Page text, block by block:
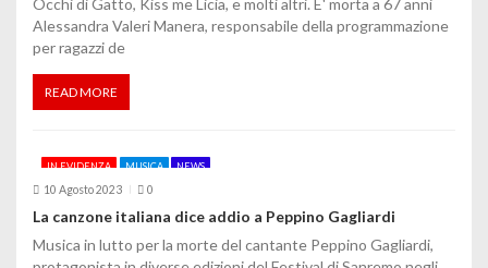
Occhi di Gatto, Kiss me Licia, e molti altri. E' morta a 67 anni
Alessandra Valeri Manera, responsabile della programmazione
per ragazzi de
READ MORE
IN EVIDENZA MUSICA NEWS
10 Agosto 2023 0
La canzone italiana dice addio a Peppino Gagliardi
Musica in lutto per la morte del cantante Peppino Gagliardi,